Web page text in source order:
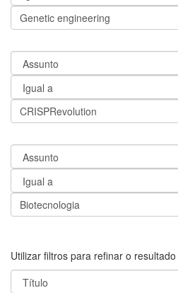
Utilizar filtros para refinar o